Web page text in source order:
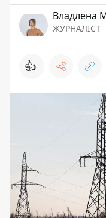
Владлена
ЖУРНАЛІСТ
👍